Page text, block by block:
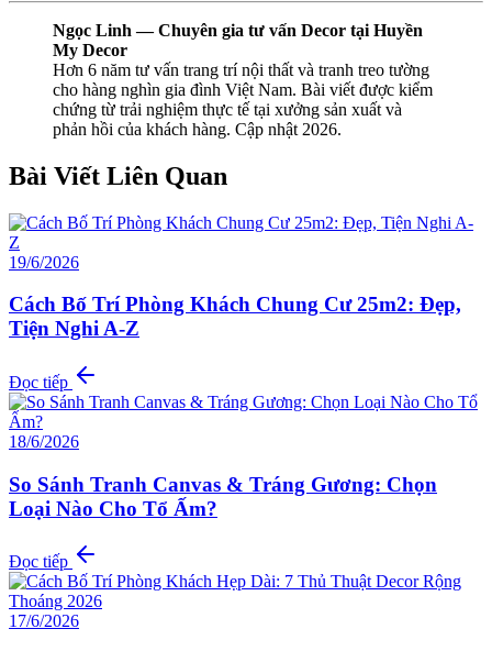
Ngọc Linh — Chuyên gia tư vấn Decor tại Huyền
My Decor
Hơn 6 năm tư vấn trang trí nội thất và tranh treo tường
cho hàng nghìn gia đình Việt Nam. Bài viết được kiểm
chứng từ trải nghiệm thực tế tại xưởng sản xuất và
phản hồi của khách hàng. Cập nhật 2026.
Bài Viết Liên Quan
19/6/2026
Cách Bố Trí Phòng Khách Chung Cư 25m2: Đẹp,
Tiện Nghi A-Z
Đọc tiếp
18/6/2026
So Sánh Tranh Canvas & Tráng Gương: Chọn
Loại Nào Cho Tổ Ấm?
Đọc tiếp
17/6/2026